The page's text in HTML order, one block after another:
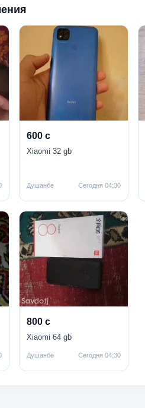
600 с
Xiaomi 32 gb
Душанбе Сегодня 04:30
800 с
Xiaomi 64 gb
Душанбе Сегодня 04:30